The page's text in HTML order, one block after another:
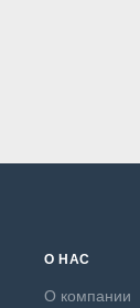
О НАС
О компании